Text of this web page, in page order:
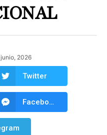
2026
Twitter
Facebook Messenger